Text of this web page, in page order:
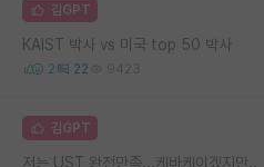
김GPT
KAIST 박사 vs 미국 top 50 박사
2 22 9423
김GPT
저는 UST 완전만족...케바케이겠지만..